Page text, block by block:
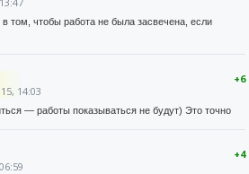
том, чтобы работа не была засвечена, если
+6
14:03
— работы показываться не будут) Это точно
+4